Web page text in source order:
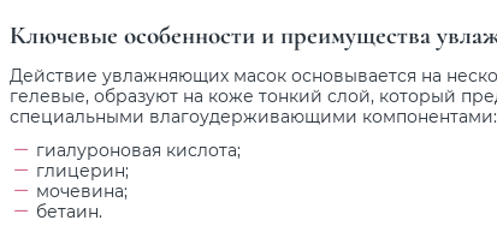
Ключевые особенности и преимущества
Действие увлажняющих масок основывается на
гелевые, образуют на коже тонкий слой, который
специальными влагоудерживающими компонентами:
гиалуроновая кислота;
глицерин;
мочевина;
бетаин.